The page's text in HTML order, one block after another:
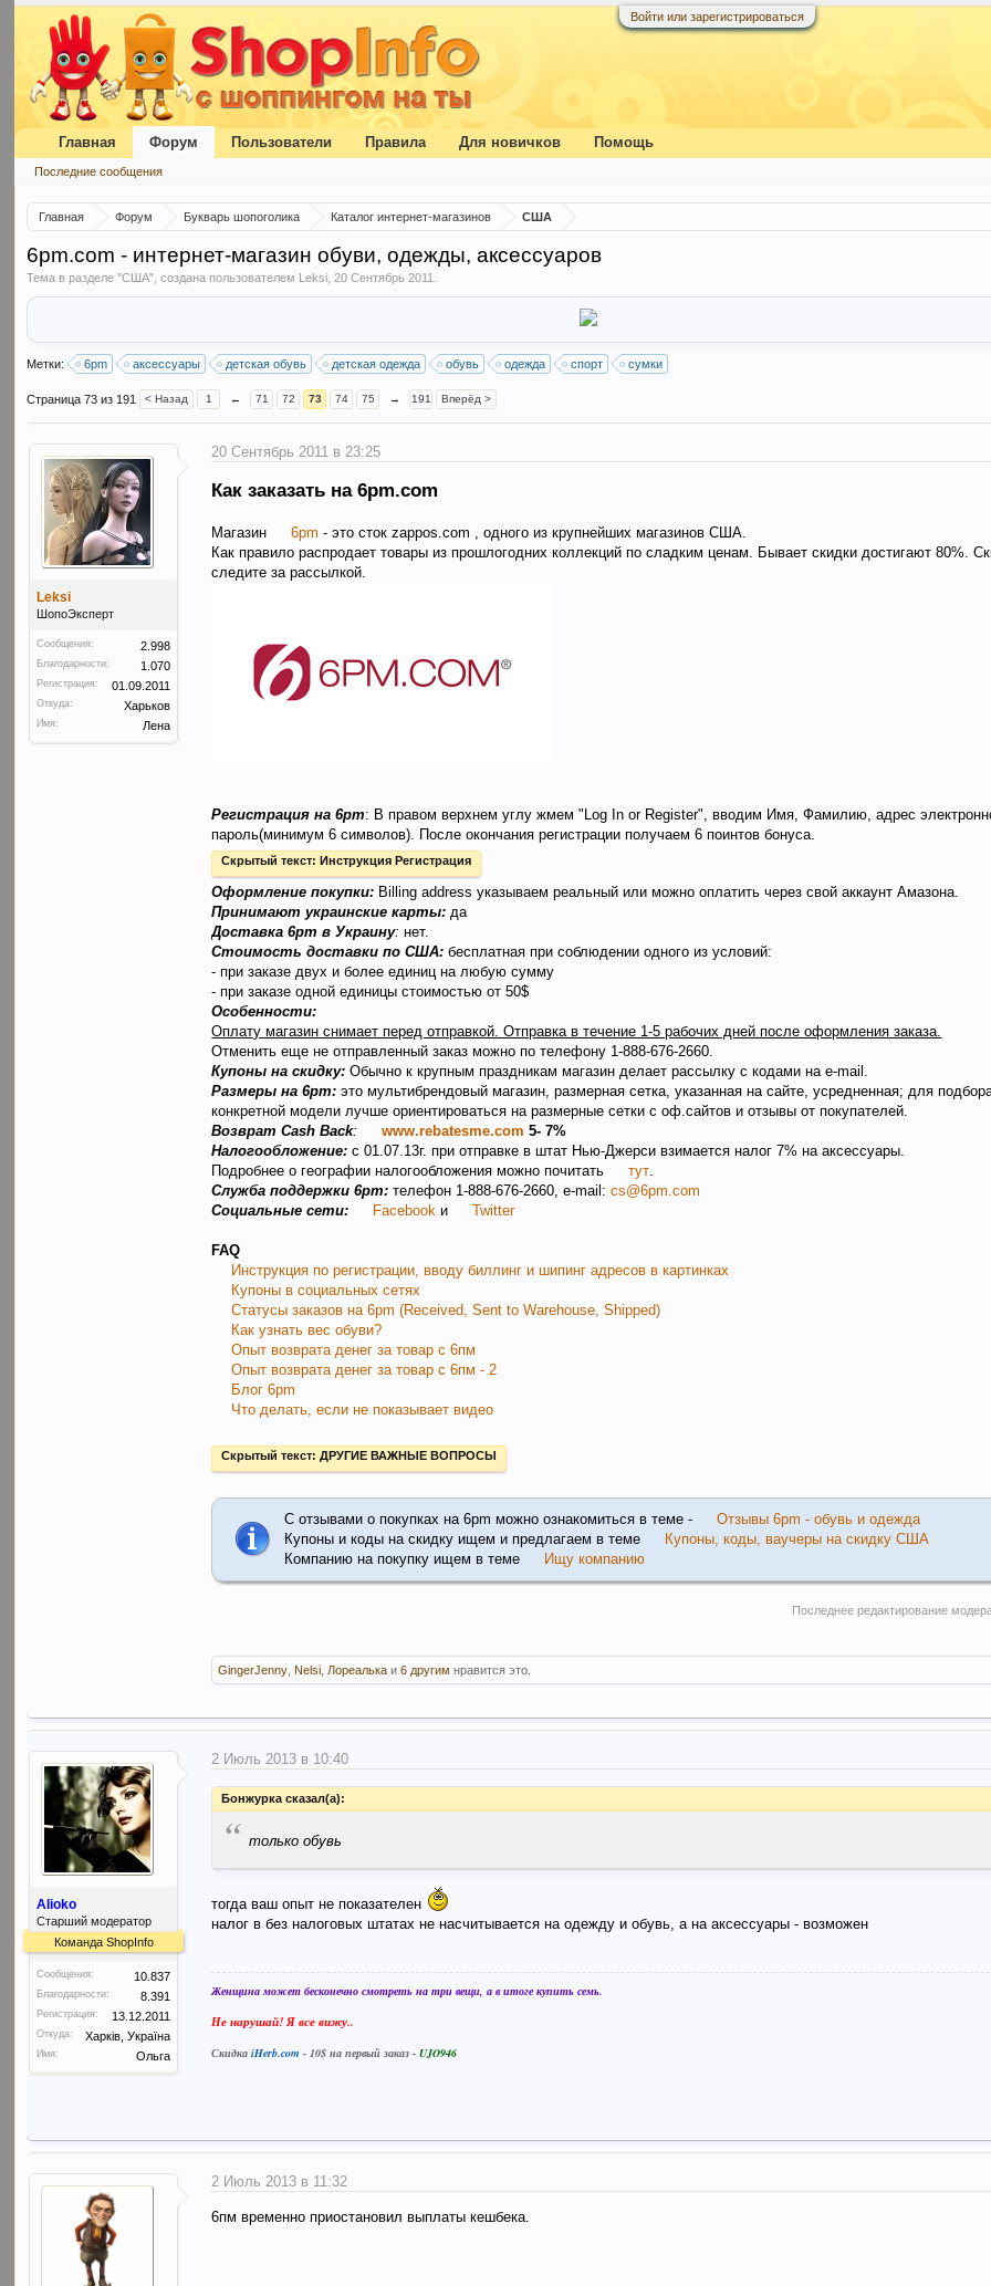
Войти или зарегистрироваться
Главная Форум Букварь шопоголика Каталог интернет-магазинов США
6pm.com - интернет-магазин обуви, одежды, аксессуаров
Тема в разделе "США", создана пользователем Leksi ,20 Сентябрь 2011
Метки: 6pm аксессуары детская обувь детская одежда обувь одежда спорт сумки
Страница 73 из 191 < Назад 1 ← 71 72 73 74 75 → 191 Вперёд >
Leksi
ШопоЭксперт
Сообщения: 2.998
Благодарности: 1.070
Регистрация: 01.09.2011
Откуда: Харьков
Имя: Лена
20 Сентябрь 2011 в 23:25
Как заказать на 6pm.com
Магазин 6pm - это сток zappos.com , одного из крупнейших магазинов США.
Как правило распродает товары из прошлогодних коллекций по сладким ценам. Бывает скидки достигают 80%.
следите за рассылкой.
Регистрация на 6pm: В правом верхнем углу жмем "Log In or Register", вводим Имя, Фамилию, адрес
пароль(минимум 6 символов). После окончания регистрации получаем 6 поинтов бонуса.
Скрытый текст: Инструкция Регистрация
Оформление покупки: Billing address указываем реальный или можно оплатить через свой аккаунт Амазона.
Принимают украинские карты: да
Доставка 6pm в Украину: нет.
Стоимость доставки по США: бесплатная при соблюдении одного из условий:
- при заказе двух и более единиц на любую сумму
- при заказе одной единицы стоимостью от 50$
Особенности:
Оплату магазин снимает перед отправкой. Отправка в течение 1-5 рабочих дней после оформления заказа.
Отменить еще не отправленный заказ можно по телефону 1-888-676-2660.
Купоны на скидку: Обычно к крупным праздникам магазин делает рассылку с кодами на e-mail.
Размеры на 6pm: это мультибрендовый магазин, размерная сетка, указанная на сайте, усредненная; для
конкретной модели лучше ориентироваться на размерные сетки с оф.сайтов и отзывы от покупателей.
Возврат Cash Back: www.rebatesme.com 5- 7%
Налогообложение: с 01.07.13г. при отправке в штат Нью-Джерси взимается налог 7% на аксессуары.
Подробнее о географии налогообложения можно почитать
тут.
Служба поддержки 6pm: телефон 1-888-676-2660, e-mail:cs@6pm.com
Социальные сети:
Facebook и Twitter
FAQ
Инструкция по регистрации, вводу биллинг и шипинг адресов в картинках
Купоны в социальных сетях
Статусы заказов на 6pm (Received, Sent to Warehouse, Shipped)
Как узнать вес обуви?
Опыт возврата денег за товар с 6пм
Опыт возврата денег за товар с 6пм - 2
Блог 6pm
Что делать, если не показывает видео
Скрытый текст:ДРУГИЕ ВАЖНЫЕ ВОПРОСЫ
С отзывами о покупках на 6pm можно ознакомиться в теме -
Отзывы 6pm - обувь и одежда
Купоны и коды на скидку ищем и предлагаем в теме
Купоны, коды, ваучеры на скидку США
Компанию на покупку ищем в теме
Ищу компанию
Последнее редактирование
GingerJenny, Nelsi,Лореалька и6 другим нравится это.
Alioko
Старший модератор
Команда ShopInfo
Сообщения: 10.837
Благодарности: 8.391
Регистрация: 13.12.2011
Откуда: Харків, Україна
Имя: Ольга
2 Июль 2013 в 10:40
Бонжурка сказал(а):
“ только обувь
тогда ваш опыт не показателен
налог в без налоговых штатах не насчитывается на одежду и обувь, а на аксессуары - возможен
Женщина может бесконечно смотреть на три вещи, а в итоге купить семь.
Не нарушай! Я все вижу..
СкидкаiHerb.com - 10$ на первый заказ -UJO946
2 Июль 2013 в 11:32
6пм временно приостановил выплаты кешбека.
Главная Форум
Последние сообщения
Пользователи Правила Для новичков Помощь